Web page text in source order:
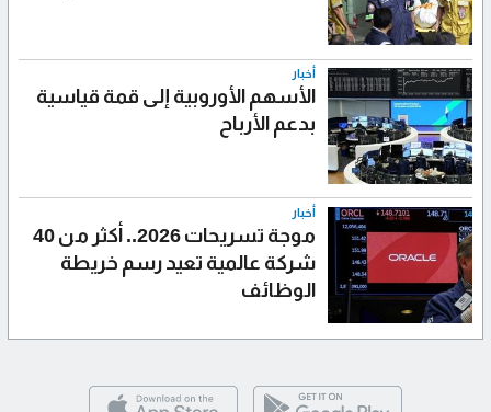
أخبار
الأسهم الأوروبية إلى قمة قياسية
بدعم الأرباح
أخبار
موجة تسريحات 2026.. أكثر من 40
شركة عالمية تعيد رسم خريطة
الوظائف